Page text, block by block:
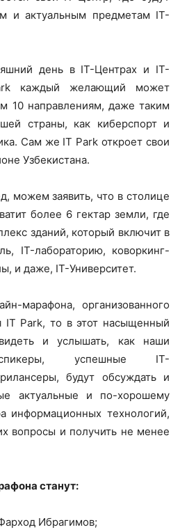
и актуальным предметам IT-
день в IT-Центрах и IT-
каждый желающий может
10 направлениям, даже таким
страны, как киберспорт и
Сам же IT Park откроет свои
Узбекистана.
можем заявить, что в столице
более 6 гектар земли, где
зданий, который включит в
IT-лабораторию, коворкинг-
и даже, IT-Университет.
марафона, организованного
IT Park, то в этот насыщенный
и услышать, как наши
спикеры, успешные IT-
будут обсуждать и
актуальные и по-хорошему
информационных технологий,
вопросы и получить не менее
станут:
Ибрагимов;